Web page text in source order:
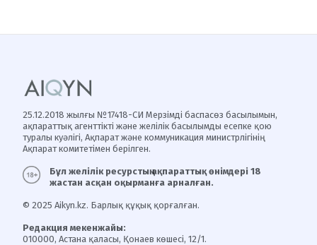
25.12.2018 жылғы №17418-СИ Мерзімді баспасөз басылымын,
ақпараттық агенттікті және желілік басылымды есепке қою
туралы куәлігі, Ақпарат және коммуникация министрлігінің
Ақпарат комитетімен берілген.
Бұл желілік ресурстың ақпараттық өнімдері 18
жастан асқан оқырманға арналған.
© 2025 Aikyn.kz. Барлық құқық қорғалған.
Редакция мекенжайы:
010000, Астана қаласы, Қонаев көшесі, 12/1.